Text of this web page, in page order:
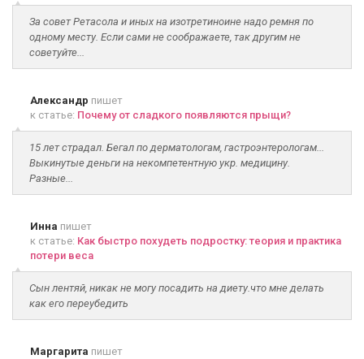
За совет Ретасола и иных на изотретиноине надо ремня по
одному месту. Если сами не соображаете, так другим не
советуйте...
Александр пишет
к статье: Почему от сладкого появляются прыщи?
15 лет страдал. Бегал по дерматологам, гастроэнтерологам...
Выкинутые деньги на некомпетентную укр. медицину.
Разные...
Инна пишет
к статье: Как быстро похудеть подростку: теория и практика
потери веса
Сын лентяй, никак не могу посадить на диету.что мне делать
как его переубедить
Маргарита пишет